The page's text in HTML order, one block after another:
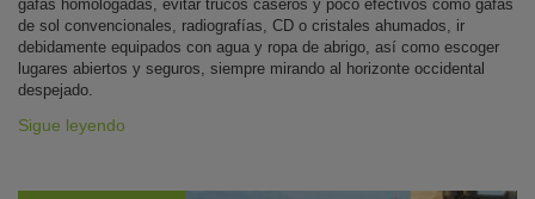
gafas homologadas, evitar trucos caseros y poco efectivos como gafas
de sol convencionales, radiografías, CD o cristales ahumados, ir
debidamente equipados con agua y ropa de abrigo, así como escoger
lugares abiertos y seguros, siempre mirando al horizonte occidental
despejado.
Sigue leyendo